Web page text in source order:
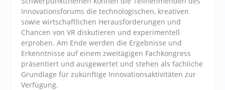
Innovationsforums die technologischen, kreativen
sowie wirtschaftlichen Herausforderungen und
Chancen von VR diskutieren und experimentell
erproben. Am Ende werden die Ergebnisse und
Erkenntnisse auf einem zweitägigen Fachkongress
präsentiert und ausgewertet und stehen als fachliche
Grundlage für zukünftige Innovationsaktivitäten zur
Verfügung.